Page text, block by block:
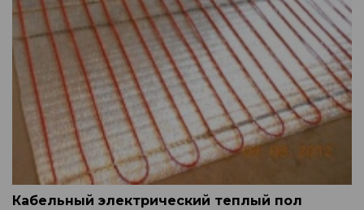
Кабельный электрический теплый пол